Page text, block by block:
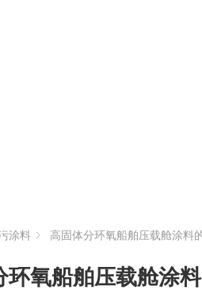
涂料 高固体分环氧船舶压载舱涂料
环氧船舶压载舱涂